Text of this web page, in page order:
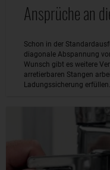
Ansprüche an
Schon in der
diagonale Abspannung
Wunsch gibt es weitere
arretierbaren Stangen
Ladungssicherung erfüllen.